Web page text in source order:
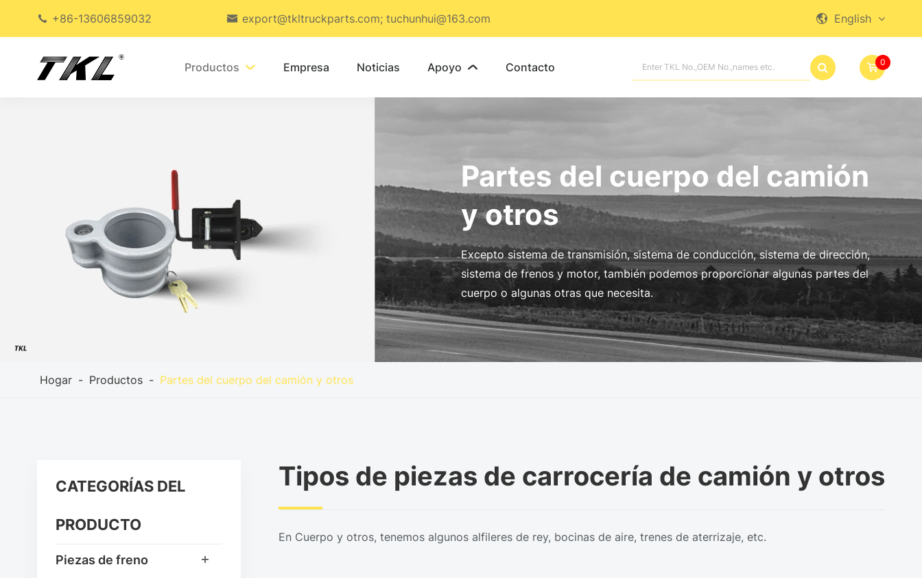
 +86-13606859032  export@tkltruckparts.com; tuchunhui@163.com  English
Productos  Empresa Noticias Apoyo  Contacto  0
Partes del cuerpo del camión
y otros
Excepto sistema de transmisión, sistema de conducción, sistema de dirección,
sistema de frenos y motor, también podemos proporcionar algunas partes del
cuerpo o algunas otras que necesita.
Hogar Productos Partes del cuerpo del camión y otros
CATEGORÍAS DEL
PRODUCTO
Piezas de freno
Tipos de piezas de carrocería de camión y otros
En Cuerpo y otros, tenemos algunos alfileres de rey, bocinas de aire, trenes de aterrizaje, etc.